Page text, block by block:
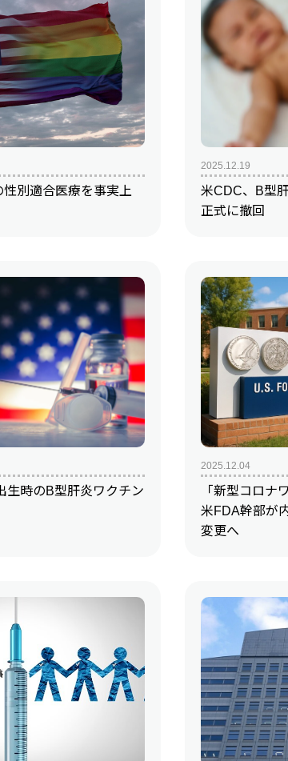
別適合医療を事実上
2025.12.19
米CDC、B型
正式に撤回
生時のB型肝炎ワクチン
2025.12.04
「新型コロナ
米FDA幹部が
変更へ